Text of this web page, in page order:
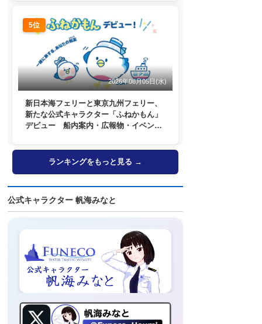
5位
2026年08月05日(水)
新日本海フェリーと東京九州フェリー、
新たな公式キャラクター「ふねかもん」
デビュー 船内案内・広報物・イベン
ランキングをもっと見る →
公式キャラクター 帆海みなと